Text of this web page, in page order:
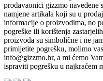
prodavaonici gizzmo navedene
namjene artikala koji su u
informacije o proizvodima, no
pogreške ili korištenja
proizvoda su simbolične i ne
primijetite pogrešku, molimo
info@gizzmo.hr, a mi ćemo
ispraviti pogrešku u najkraćem